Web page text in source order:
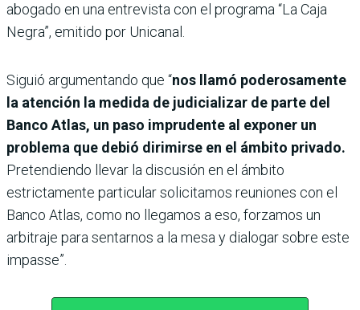
abogado en una entrevista con el programa “La Caja
Negra”, emitido por Unicanal.
Siguió argumentando que “nos llamó poderosamente
la atención la medida de judicializar de parte del
Banco Atlas, un paso imprudente al exponer un
problema que debió dirimirse en el ámbito privado.
Pretendiendo llevar la discusión en el ámbito
estrictamente particular solicitamos reuniones con el
Banco Atlas, como no llegamos a eso, forzamos un
arbitraje para sentarnos a la mesa y dialogar sobre este
impasse”.